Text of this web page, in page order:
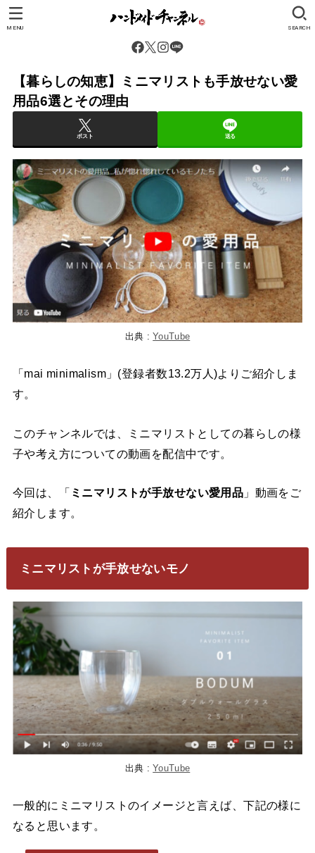
SEARCH
MENU
【暮らしの知恵】ミニマリストも手放せない愛
用品6選とその理由
ポスト 送る
出典 :YouTube
「mai minimalism」(登録者数13.2万人)よりご紹介しま
す。
このチャンネルでは、ミニマリストとしての暮らしの様
子や考え方についての動画を配信中です。
今回は、「 ミニマリストが手放せない愛用品 」動画をご
紹介します。
ミニマリストが手放せないモノ
出典 :YouTube
一般的にミニマリストのイメージと言えば、下記の様に
なると思います。